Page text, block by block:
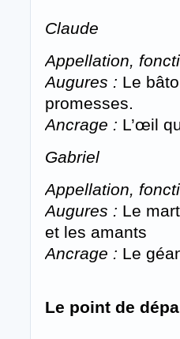
Claude
Appellation,
Augures : Le
promesses.
Ancrage : L’œil
Gabriel
Appellation,
Augures : Le
et les amants
Ancrage : Le
Le point de